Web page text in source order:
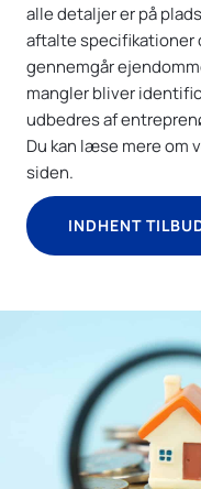
alle detaljer er på
aftalte specifikationer
gennemgår
mangler bliver
udbedres af
Du kan læse mere om
siden.
INDHENT